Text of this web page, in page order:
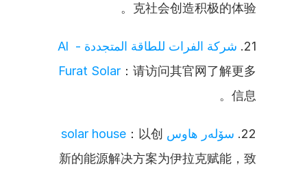
克社会创造积极的体验。
21.
شركة الفرات للطاقة المتجددة - Al
Furat Solar ：请访问其官网了解更多
信息。
22. سۆلەر ھاوس solar house ：以创
新的能源解决方案为伊拉克赋能，致